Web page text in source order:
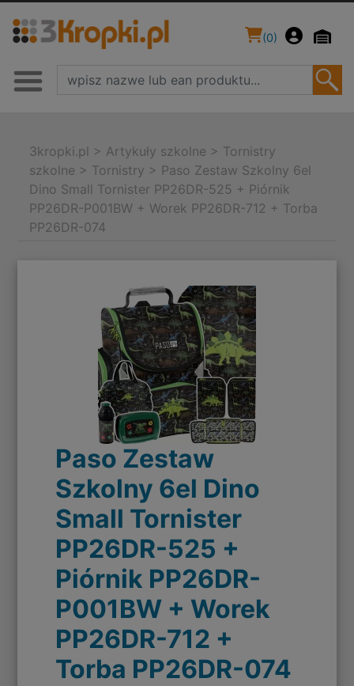
(0)
3kropki.pl > Artykuły szkolne > Tornistry
szkolne > Tornistry > Paso Zestaw Szkolny 6el
Dino Small Tornister PP26DR-525 + Piórnik
PP26DR-P001BW + Worek PP26DR-712 + Torba
PP26DR-074
Paso Zestaw
Szkolny 6el Dino
Small Tornister
PP26DR-525 +
Piórnik PP26DR-
P001BW + Worek
PP26DR-712 +
Torba PP26DR-074